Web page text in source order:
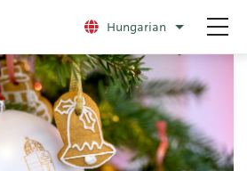
Hungarian További